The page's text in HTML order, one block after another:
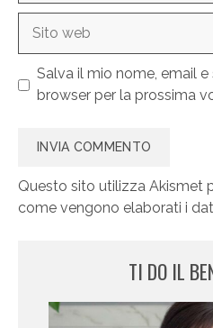
Salva il mio nome, email
browser per la prossima
Questo sito utilizza Akismet
come vengono elaborati i
TI DO IL